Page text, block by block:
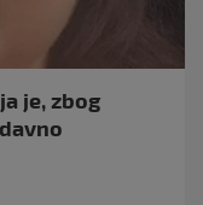
je, zbog